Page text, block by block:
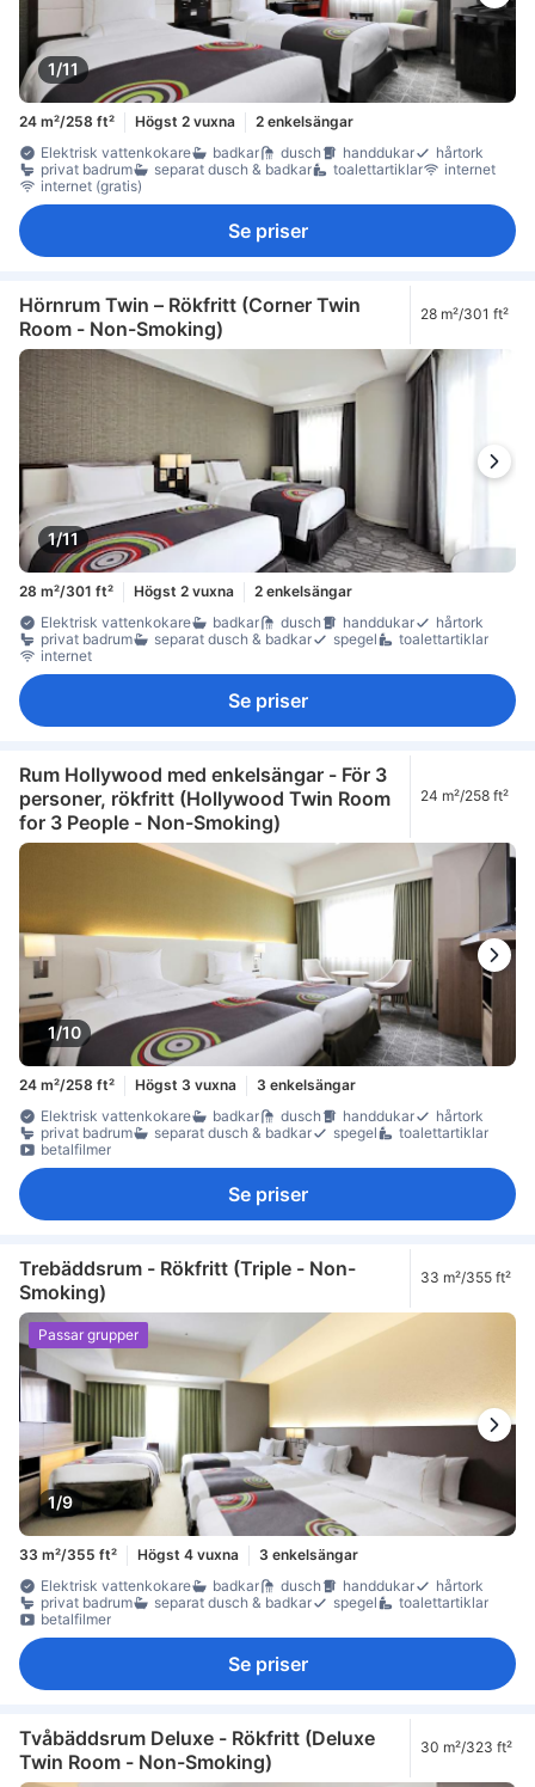
1/11
24 m²/258 ft² Högst 2 vuxna
2 enkelsängar
Elektrisk vattenkokare
badkar dusch handdukar
hårtork
privat badrum
separat dusch & badkar toalettartiklar
internet
internet (gratis)
Se priser
Hörnrum Twin – Rökfritt (Corner Twin
Room - Non-Smoking)
28 m²/301 ft²
1/11
28 m²/301 ft² Högst 2 vuxna
2 enkelsängar
Elektrisk vattenkokare
badkar dusch handdukar
hårtork
privat badrum
separat dusch & badkar spegel
toalettartiklar
internet
Se priser
Rum Hollywood med enkelsängar - För 3
personer, rökfritt (Hollywood Twin Room
for 3 People - Non-Smoking)
24 m²/258 ft²
1/10
24 m²/258 ft² Högst 3 vuxna
3 enkelsängar
Elektrisk vattenkokare
badkar dusch handdukar
hårtork
privat badrum
separat dusch & badkar spegel
toalettartiklar
betalfilmer
Se priser
Trebäddsrum - Rökfritt (Triple - Non-
Smoking)
33 m²/355 ft²
1/9
Passar grupper
33 m²/355 ft² Högst 4 vuxna
3 enkelsängar
Elektrisk vattenkokare
badkar dusch handdukar
hårtork
privat badrum
separat dusch & badkar spegel
toalettartiklar
betalfilmer
Se priser
Tvåbäddsrum Deluxe - Rökfritt (Deluxe
Twin Room - Non-Smoking)
30 m²/323 ft²